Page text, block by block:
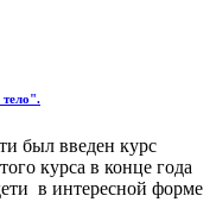
тело".
был введен курс
курса в конце года
в интересной форме